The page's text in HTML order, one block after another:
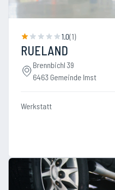
1.0(1)
RUELAND
Brennbichl 39
6463 Gemeinde Imst
Werkstatt